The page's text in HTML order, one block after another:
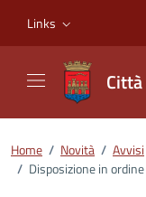
Links
Home / Novità / Avvisi
/ Disposizione in